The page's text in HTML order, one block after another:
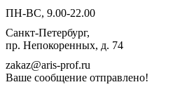
ПН-ВС, 9.00-22.00
Санкт-Петербург,
пр. Непокоренных, д. 74
zakaz@aris-prof.ru
Ваше сообщение отправлено!